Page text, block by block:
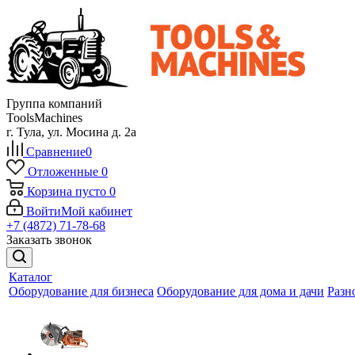
Группа компаний
ToolsMachines
г. Тула, ул. Мосина д. 2а
Сравнение0
Отложенные 0
Корзина пусто 0
ВойтиМой кабинет
+7 (4872) 71-78-68
Заказать звонок
Каталог
Оборудование для бизнеса Оборудование для дома и дачи